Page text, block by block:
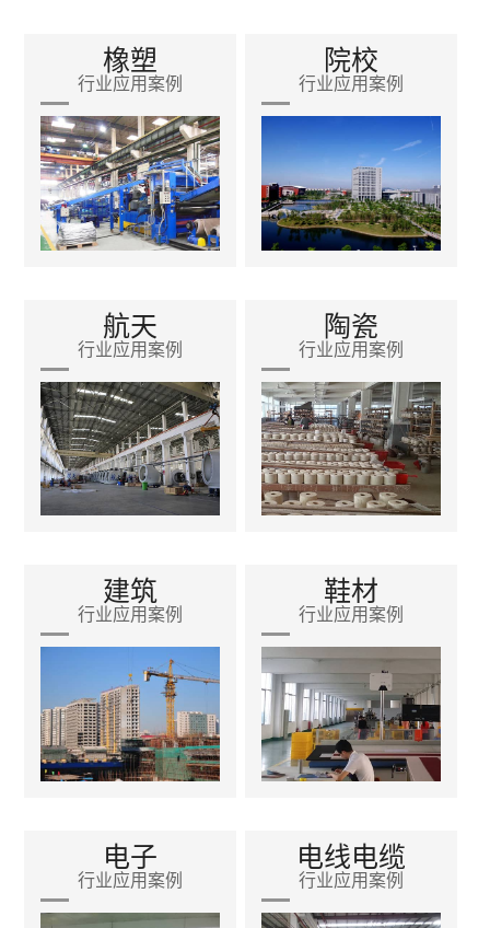
橡塑
行业应用案例
院校
行业应用案例
航天
行业应用案例
陶瓷
行业应用案例
建筑
行业应用案例
鞋材
行业应用案例
电子
行业应用案例
电线电缆
行业应用案例